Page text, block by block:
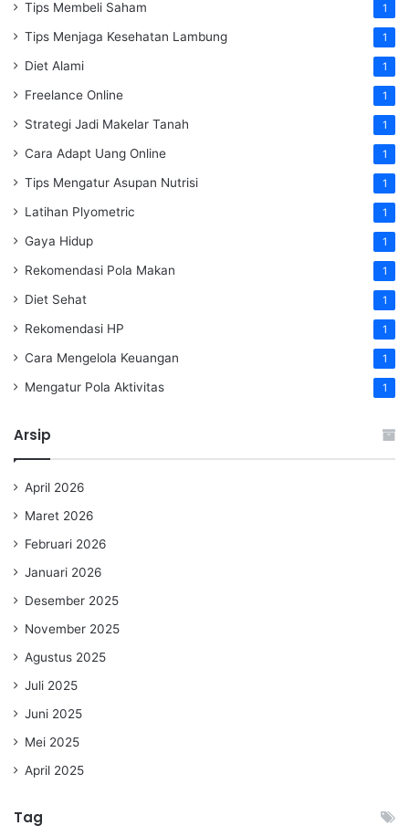
Tips Membeli Saham 1
Tips Menjaga Kesehatan Lambung 1
Diet Alami 1
Freelance Online 1
Strategi Jadi Makelar Tanah 1
Cara Adapt Uang Online 1
Tips Mengatur Asupan Nutrisi 1
Latihan Plyometric 1
Gaya Hidup 1
Rekomendasi Pola Makan 1
Diet Sehat 1
Rekomendasi HP 1
Cara Mengelola Keuangan 1
Mengatur Pola Aktivitas 1
Arsip
April 2026
Maret 2026
Februari 2026
Januari 2026
Desember 2025
November 2025
Agustus 2025
Juli 2025
Juni 2025
Mei 2025
April 2025
Tag